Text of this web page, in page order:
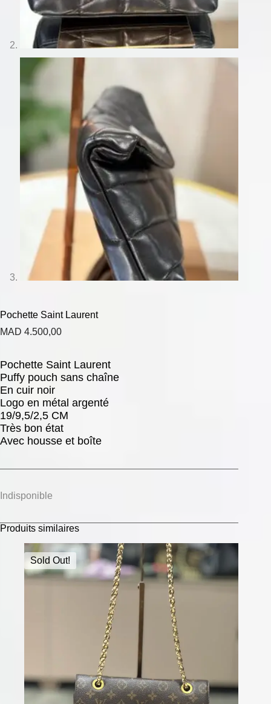
Pochette Saint Laurent
MAD 4.500,00
Pochette Saint Laurent
Puffy pouch sans chaîne
En cuir noir
Logo en métal argenté
19/9,5/2,5 CM
Très bon état
Avec housse et boîte
Indisponible
Produits similaires
Sold Out!